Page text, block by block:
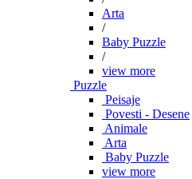
Arta
/
Baby Puzzle
/
view more
Puzzle
Peisaje
Povesti - Desene
Animale
Arta
Baby Puzzle
view more